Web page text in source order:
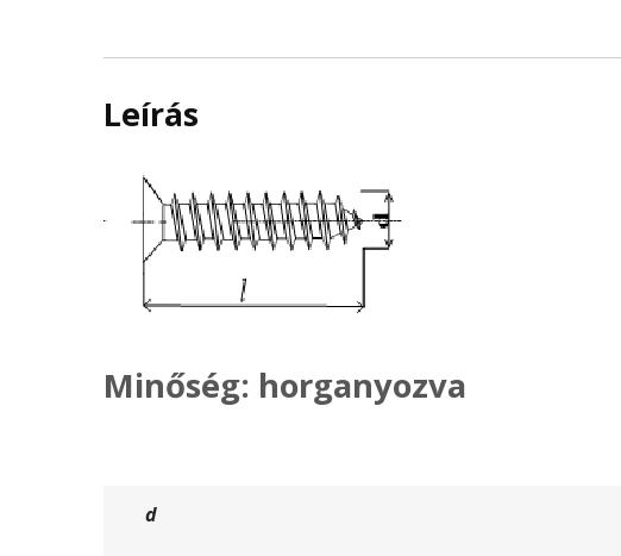
Leírás
Minőség: horganyozva
d